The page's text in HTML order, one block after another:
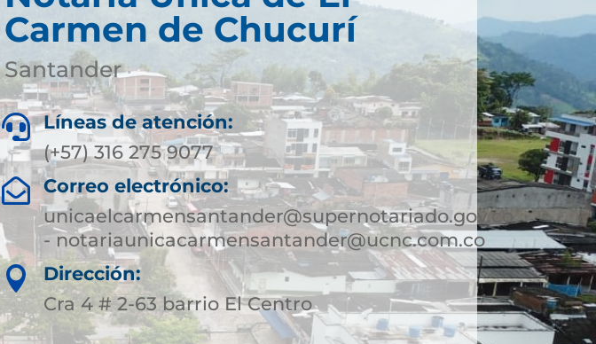
Carmen de Chucurí
Santander
 Líneas de atención:
(+57) 316 275 9077
 Correo electrónico:
unicaelcarmensantander@supernotariado.gov.co
- notariaunicacarmensantander@ucnc.com.co

Dirección:
Cra 4 # 2-63 barrio El Centro